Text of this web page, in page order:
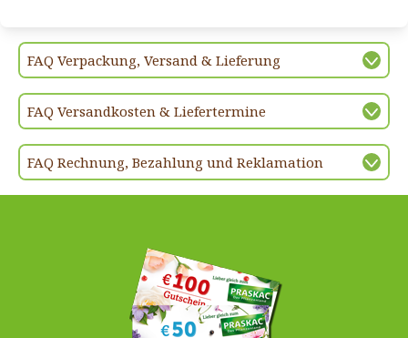
FAQ Verpackung, Versand & Lieferung
FAQ Versandkosten & Liefertermine
FAQ Rechnung, Bezahlung und Reklamation